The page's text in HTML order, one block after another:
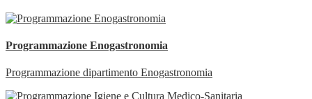
Programmazione Enogastronomia
Programmazione dipartimento Enogastronomia